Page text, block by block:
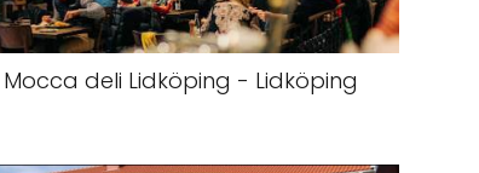
Mocca deli Lidköping - Lidköping